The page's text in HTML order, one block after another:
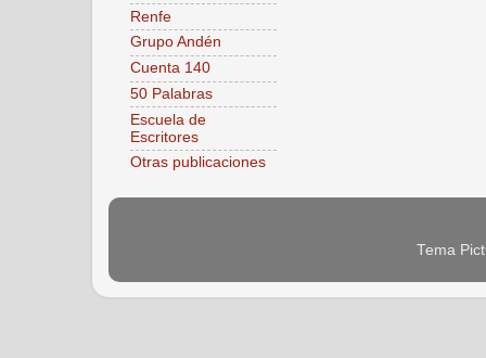
Renfe
Grupo Andén
Cuenta 140
50 Palabras
Escuela de
Escritores
Otras publicaciones
Tema